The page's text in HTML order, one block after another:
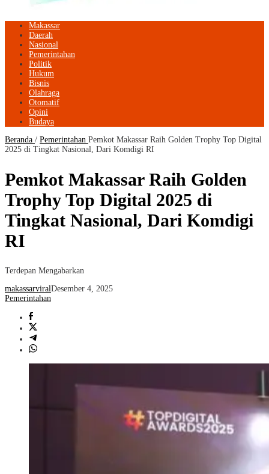
Makassar
Daerah
Nasional
Pemerintahan
Politik
Hukum
Bisnis
Olahraga
Otomatif
Opini
Budaya
Beranda / Pemerintahan Pemkot Makassar Raih Golden Trophy Top Digital
2025 di Tingkat Nasional, Dari Komdigi RI
Pemkot Makassar Raih Golden
Trophy Top Digital 2025 di
Tingkat Nasional, Dari Komdigi
RI
Terdepan Mengabarkan
makassarviralDesember 4, 2025
Pemerintahan